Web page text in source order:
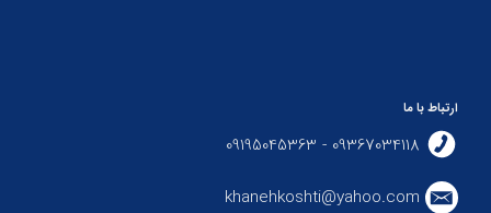
ارتباط با ما
09367034118 - 09195045363
khanehkoshti@yahoo.com